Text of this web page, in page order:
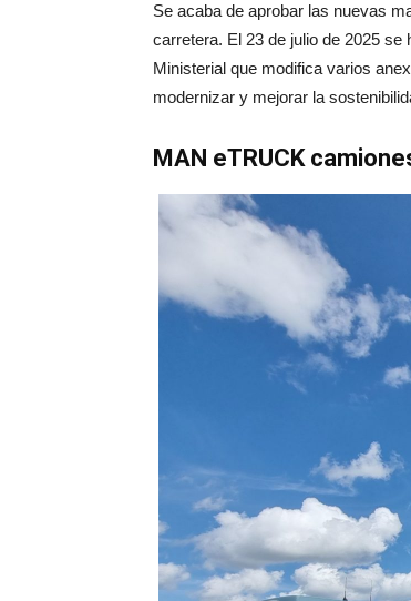
Se acaba de aprobar las nuevas
carretera. El 23 de julio de 2025 se
Ministerial que modifica varios
modernizar y mejorar la
MAN eTRUCK